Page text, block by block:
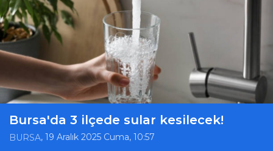
Bursa'da 3 ilçede sular kesilecek!
BURSA, 19 Aralık 2025 Cuma, 10:57